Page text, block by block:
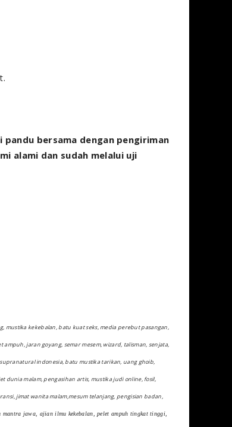
bersama dengan pengiriman
alami dan sudah melalui uji
mustika kekebalan, batu kuat seks, media perebut pasangan,
jaran goyang, semar mesem, wizard, talisman, senjata,
indonesia, batu mustika tarikan, uang ghoib,
dunia malam, pengasihan artis, mustika judi online, fosil,
jimat wanita malam,mesum telanjang, pengisian badan,
jawa, ajian ilmu kekebalan, pelet ampuh tingkat tinggi,